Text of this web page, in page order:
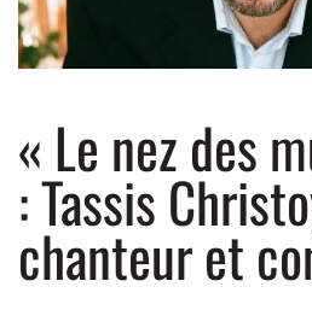
« Le nez des
: Tassis
chanteur et